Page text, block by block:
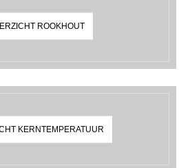
ROOKHOUT
KERNTEMPERATUUR